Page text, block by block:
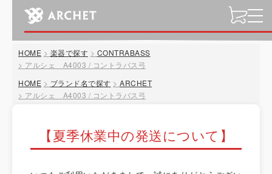
t
o
g
HOME 楽器で探す
CONTRABASS
アルシェ A4003 / コントラバス弓
HOME
ブランド名で探す
ARCHET
アルシェ A4003 / コントラバス弓
【夏季休業中の発送について】